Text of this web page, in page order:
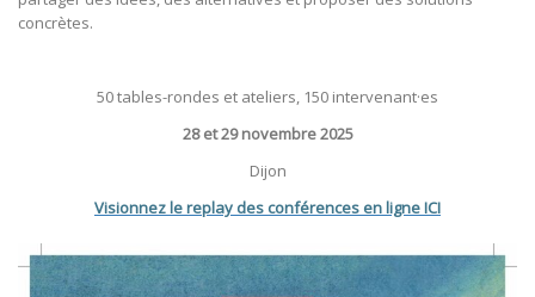
concrètes.
50 tables-rondes et ateliers, 150 intervenant·es
28 et 29 novembre 2025
Dijon
Visionnez le replay des conférences en ligne ICI